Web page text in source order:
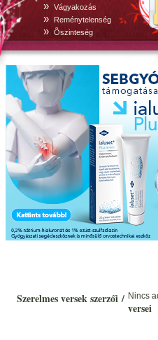
» Vágyakozás
» Reménytelenség
» Õszinteség
Szerelmes versek szerzői / Nincs
versei